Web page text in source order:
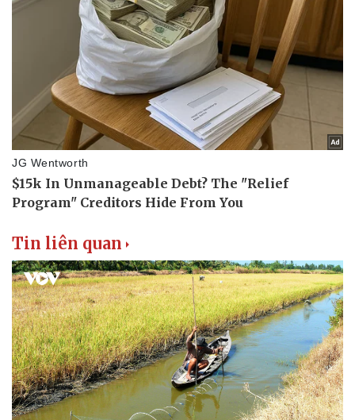
Tin liên quan